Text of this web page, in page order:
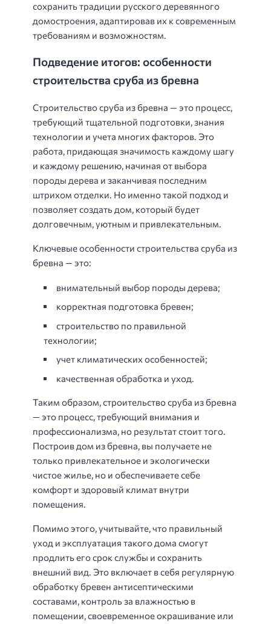
сохранить традиции русского деревянного
домостроения, адаптировав их к современным
требованиям и возможностям.
Подведение итогов: особенности
строительства сруба из бревна
Строительство сруба из бревна — это процесс,
требующий тщательной подготовки, знания
технологии и учета многих факторов. Это
работа, придающая значимость каждому шагу
и каждому решению, начиная от выбора
породы дерева и заканчивая последним
штрихом отделки. Но именно такой подход и
позволяет создать дом, который будет
долговечным, уютным и привлекательным.
Ключевые особенности строительства сруба из
бревна — это:
внимательный выбор породы дерева;
корректная подготовка бревен;
строительство по правильной
технологии;
учет климатических особенностей;
качественная обработка и уход.
Таким образом, строительство сруба из бревна
— это процесс, требующий внимания и
профессионализма, но результат стоит того.
Построив дом из бревна, вы получаете не
только привлекательное и экологически
чистое жилье, но и обеспечиваете себе
комфорт и здоровый климат внутри
помещения.
Помимо этого, учитывайте, что правильный
уход и эксплуатация такого дома смогут
продлить его срок службы и сохранить
внешний вид. Это включает в себя регулярную
обработку бревен антисептическими
составами, контроль за влажностью в
помещении, своевременное окрашивание или